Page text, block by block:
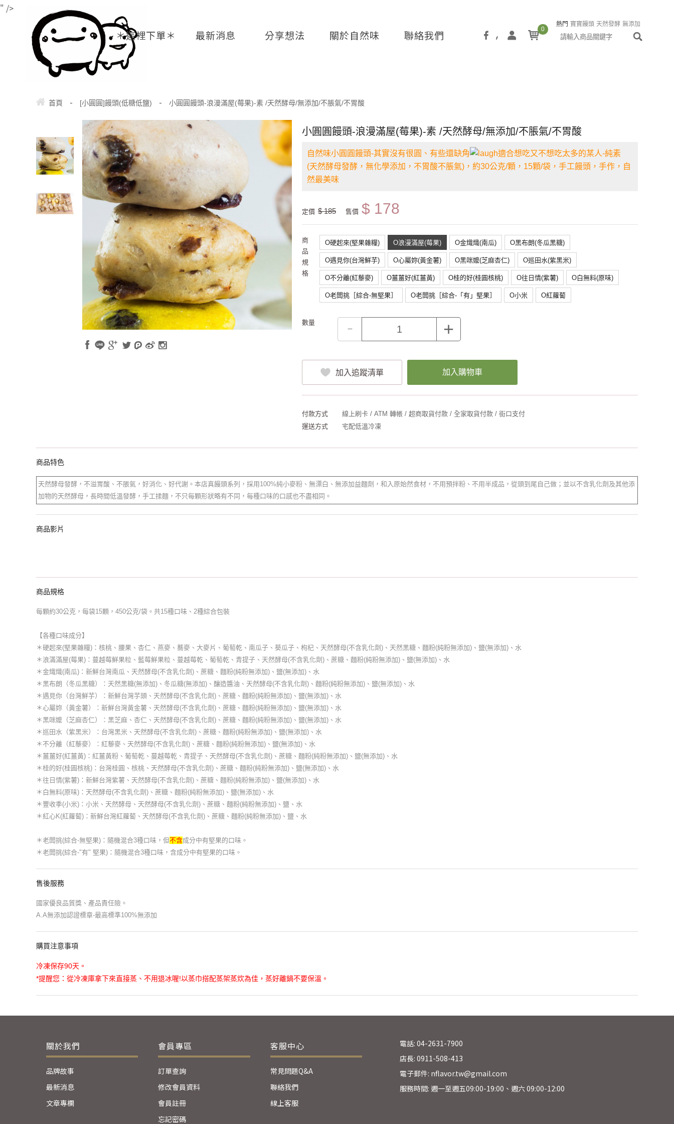
" />
＊這裡下單＊ 最新消息 分享想法 關於自然味 聯絡我們
熱門 寶寶饅頭 天然發酵 無添加
蘑菇
0
首頁 - [小圓圓]饅頭(低糖低鹽) - 小圓圓饅頭-浪漫滿屋(莓果)-素 /天然酵母/無添加/不脹氣/不胃酸
小圓圓饅頭-浪漫滿屋(莓果)-素 /天然酵母/無添加/不脹氣/不胃酸
自然味小圓圓饅頭-其實沒有很圓、有些還缺角
適合想吃又不想吃太多的某人-純素
(天然酵母發酵，無化學添加，不胃酸不脹氣)，約30公克/顆，15顆/袋，手工饅頭，手作，自
然最美味
定價 $ 185 售價 $ 178
商
品
規
格
O硬起來(堅果雜糧) O浪漫滿屋(莓果) O金熾熾(南瓜) O黑布朗(冬瓜黑糖)
O遇見你(台灣鮮芋) O心屬妳(黃金薯) O黑咪嬤(芝麻杏仁) O巡田水(紫黑米)
O不分離(紅藜麥) O薑薑好(紅薑黃) O桂的好(桂圓核桃) O往日情(紫薯) O白無料(原味)
O老闆挑［綜合-無堅果］ O老闆挑［綜合-「有」堅果］ O小米 O紅蘿蔔
數量 - +
加入追蹤清單 加入購物車
付款方式
線上刷卡 / ATM 轉帳 / 超商取貨付款 / 全家取貨付款 / 街口支付
運送方式
宅配低溫冷凍
商品特色
天然酵母發酵，不溢胃酸、不脹氣，好消化、好代謝。本店真饅頭系列，採用100%純小麥粉、無漂白、無添加益麵劑，和入原始然食材，不用預拌粉、不用半成品，從頭到尾自己做；並以不含乳化劑及其他添
加物的天然酵母，長時間低溫發酵，手工揉麵，不只每顆形狀略有不同，每種口味的口感也不盡相同。
商品影片
商品規格
每顆約30公克，每袋15顆，450公克/袋。共15種口味、2種綜合包裝
【各種口味成分】
＊硬起來(堅果雜糧)：核桃、腰果、杏仁、燕麥、蕎麥、大麥片、葡萄乾、南瓜子、葵瓜子、枸杞、天然酵母(不含乳化劑)、天然黑糖、麵粉(純粉無添加)、鹽(無添加)、水
＊浪滿滿屋(莓果)：蔓越莓鮮果粒、藍莓鮮果粒、蔓越莓乾、葡萄乾、青提子、天然酵母(不含乳化劑)、蔗糖、麵粉(純粉無添加)、鹽(無添加)、水
＊金熾熾(南瓜)：新鮮台灣南瓜、天然酵母(不含乳化劑)、蔗糖、麵粉(純粉無添加)、鹽(無添加)、水
＊黑布朗（冬瓜黑糖）：天然黑糖(無添加)、冬瓜糖(無添加)、釀造醬油、天然酵母(不含乳化劑)、麵粉(純粉無添加)、鹽(無添加)、水
＊遇見你（台灣鮮芋）：新鮮台灣芋頭、天然酵母(不含乳化劑)、蔗糖、麵粉(純粉無添加)、鹽(無添加)、水
＊心屬妳（黃金薯）：新鮮台灣黃金薯、天然酵母(不含乳化劑)、蔗糖、麵粉(純粉無添加)、鹽(無添加)、水
＊黑咪嬤（芝麻杏仁）：黑芝麻、杏仁、天然酵母(不含乳化劑)、蔗糖、麵粉(純粉無添加)、鹽(無添加)、水
＊巡田水（紫黑米）：台灣黑米、天然酵母(不含乳化劑)、蔗糖、麵粉(純粉無添加)、鹽(無添加)、水
＊不分離（紅藜麥）：紅藜麥、天然酵母(不含乳化劑)、蔗糖、麵粉(純粉無添加)、鹽(無添加)、水
＊薑薑好(紅薑黃)：紅薑黃粉、葡萄乾、蔓越莓乾、青提子、天然酵母(不含乳化劑)、蔗糖、麵粉(純粉無添加)、鹽(無添加)、水
＊桂的好(桂圓核桃)：台灣桂圓、核桃、天然酵母(不含乳化劑)、蔗糖、麵粉(純粉無添加)、鹽(無添加)、水
＊往日情(紫薯)：新鮮台灣紫薯、天然酵母(不含乳化劑)、蔗糖、麵粉(純粉無添加)、鹽(無添加)、水
＊白無料(原味)：天然酵母(不含乳化劑)、蔗糖、麵粉(純粉無添加)、鹽(無添加)、水
＊豐收季(小米)：小米、天然酵母、天然酵母(不含乳化劑)、蔗糖、麵粉(純粉無添加)、鹽、水
＊紅心K(紅蘿蔔)：新鮮台灣紅蘿蔔、天然酵母(不含乳化劑)、蔗糖、麵粉(純粉無添加)、鹽、水
＊老闆挑(綜合-無堅果)：隨機混合3種口味，但不含成分中有堅果的口味。
＊老闆挑(綜合-"有" 堅果)：隨機混合3種口味，含成分中有堅果的口味。
售後服務
國家優良品質獎、產品責任險。
A.A無添加認證標章-最高標準100%無添加
購買注意事項
冷凍保存90天。
*提醒您：從冷凍庫拿下來直接蒸、不用退冰喔!以蒸巾搭配蒸架蒸炊為佳，蒸好離鍋不要保溫。
關於我們
品牌故事
最新消息
文章專欄
會員專區
訂單查詢
修改會員資料
會員註冊
忘記密碼
客服中心
常見問題Q&A
聯絡我們
線上客服
電話: 04-2631-7900
店長: 0911-508-413
電子郵件: nflavor.tw@gmail.com
服務時間: 週一至週五09:00-19:00、週六 09:00-12:00